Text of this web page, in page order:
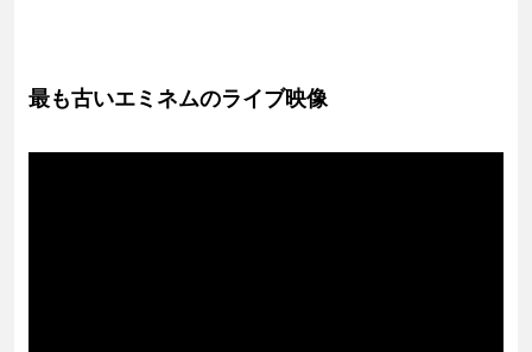
最も古いエミネムのライブ映像